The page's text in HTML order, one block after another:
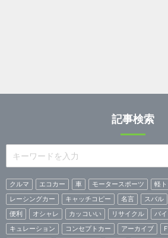
記事検索
クルマ エコカー 車 モータースポーツ 軽
レーシングカー
キャッチコピー 名言 スバル
便利
オシャレ カッコいい リサイクル バ
キュレーション
コンセプトカー アーカイブ